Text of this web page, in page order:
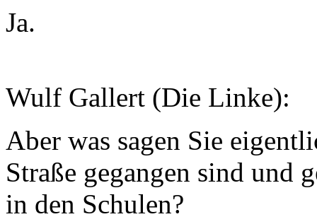
Ja.
Wulf Gallert (Die Linke):
Aber was sagen Sie
Straße gegangen sind und
in den Schulen?